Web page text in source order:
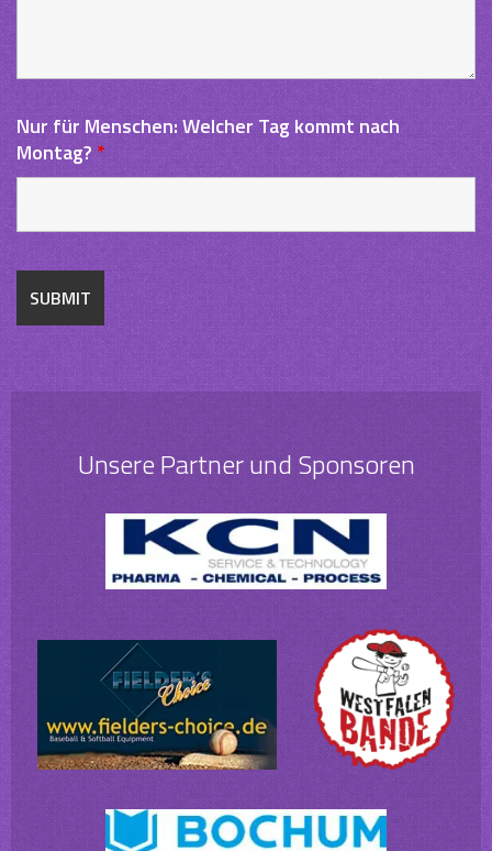
Nur für Menschen: Welcher Tag kommt nach
Montag?*
Unsere Partner und Sponsoren